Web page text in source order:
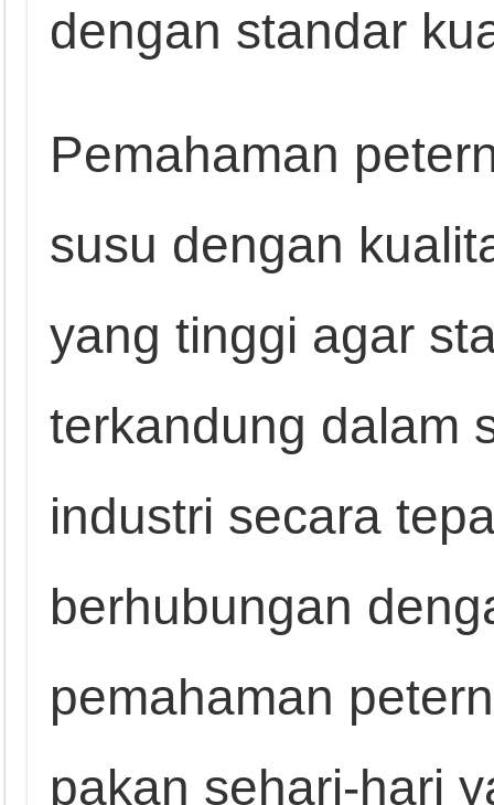
dengan standar
Pemahaman
susu dengan
yang tinggi agar
terkandung dalam
industri secara
berhubungan
pemahaman
pakan sehari-hari